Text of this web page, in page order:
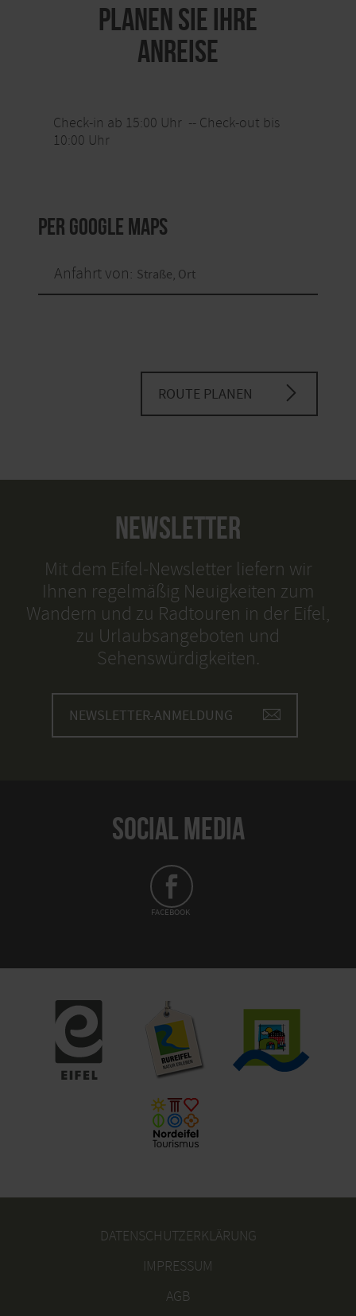
PLANEN SIE IHRE
ANREISE
Check-in ab 15:00 Uhr -- Check-out bis
10:00 Uhr
per Google Maps
Anfahrt von:
ROUTE PLANEN
NEWSLETTER
Mit dem Eifel-Newsletter liefern wir
Ihnen regelmäßig Neuigkeiten zum
Wandern und zu Radtouren in der Eifel,
zu Urlaubsangeboten und
Sehenswürdigkeiten.
NEWSLETTER-ANMELDUNG
SOCIAL MEDIA
FACEBOOK
DATENSCHUTZERKLÄRUNG
IMPRESSUM
AGB